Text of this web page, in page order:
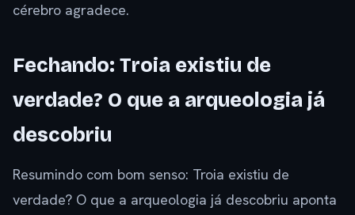
cérebro agradece.
Fechando: Troia existiu de
verdade? O que a arqueologia já
descobriu
Resumindo com bom senso: Troia existiu de
verdade? O que a arqueologia já descobriu aponta